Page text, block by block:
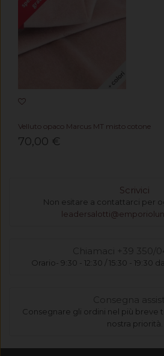
Velluto opaco Marcus MT misto cotone
70,00 €
Scrivici
Non esitare a contattarci per
Chiamaci +39 350/
Orario- 9:30 - 12:30 / 15:30 - 19:30
Consegna
Consegnare gli ordini nel più breve
nostra priorità.